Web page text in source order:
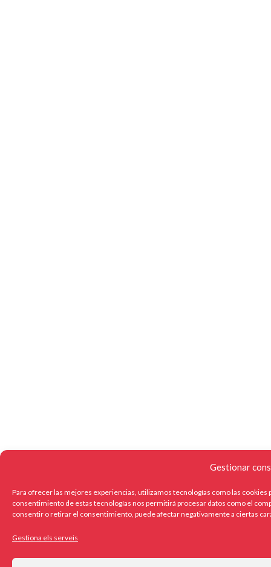
Gestionar
Para ofrecer las mejores experiencias, utilizamos tecnologías como las cookies
consentimiento de estas tecnologías nos permitirá procesar datos como el
consentir o retirar el consentimiento, puede afectar negativamente a ciertas
Gestiona els serveis